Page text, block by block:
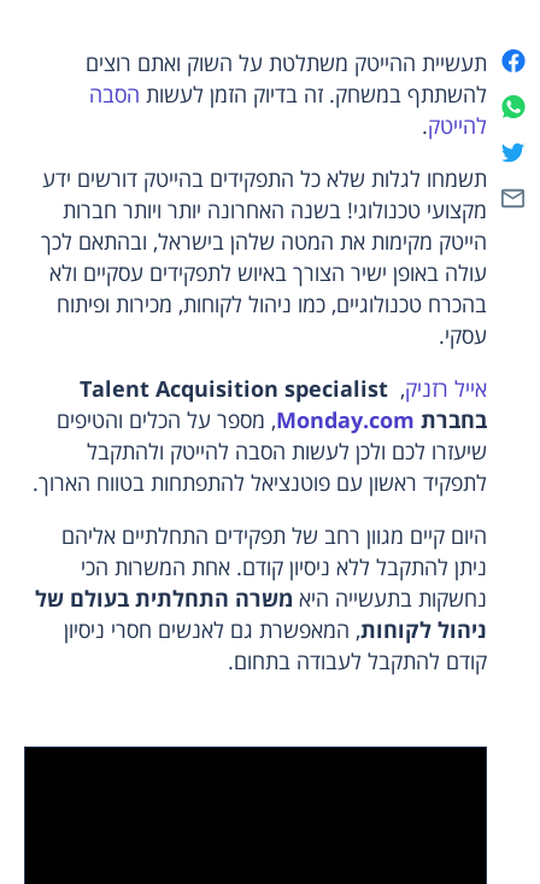
תעשיית ההייטק משתלטת על השוק ואתם רוצים
להשתתף במשחק. זה בדיוק הזמן לעשות הסבה
להייטק.
תשמחו לגלות שלא כל התפקידים בהייטק דורשים ידע
מקצועי טכנולוגי! בשנה האחרונה יותר ויותר חברות
הייטק מקימות את המטה שלהן בישראל, ובהתאם לכך
עולה באופן ישיר הצורך באיוש לתפקידים עסקיים ולא
בהכרח טכנולוגיים, כמו ניהול לקוחות, מכירות ופיתוח
עסקי.
אייל רזניק,
Talent Acquisition specialist
בחברת Monday.com, מספר על הכלים והטיפים
שיעזרו לכם ולכן לעשות הסבה להייטק ולהתקבל
לתפקיד ראשון עם פוטנציאל להתפתחות בטווח הארוך.
היום קיים מגוון רחב של תפקידים התחלתיים אליהם
ניתן להתקבל ללא ניסיון קודם. אחת המשרות הכי
נחשקות בתעשייה היא משרה התחלתית בעולם של
ניהול לקוחות, המאפשרת גם לאנשים חסרי ניסיון
קודם להתקבל לעבודה בתחום.